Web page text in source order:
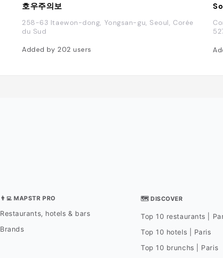
호우주의보
258-63 Itaewon-dong, Yongsan-gu, Seoul, Corée
du Sud
Added by 202users
👨‍💻 MAPSTR PRO
Restaurants, hotels & bars
Brands
🗺 DISCOVER
Top 10 restaurants |
Top 10 hotels | Paris
Top 10 brunchs | Paris